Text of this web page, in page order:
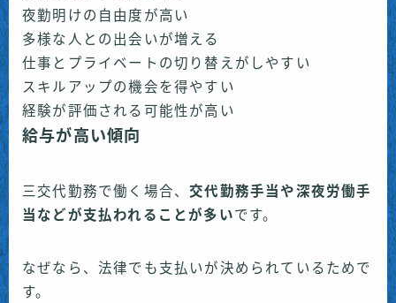
夜勤明けの自由度が高い
多様な人との出会いが増える
仕事とプライベートの切り替えがしやすい
スキルアップの機会を得やすい
経験が評価される可能性が高い
給与が高い傾向
三交代勤務で働く場合、交代勤務手当や深夜労働手
当などが支払われることが多いです。
なぜなら、法律でも支払いが決められているためで
す。